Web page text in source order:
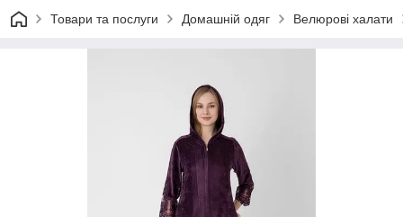
Товари та послуги Домашній одяг Велюрові халати